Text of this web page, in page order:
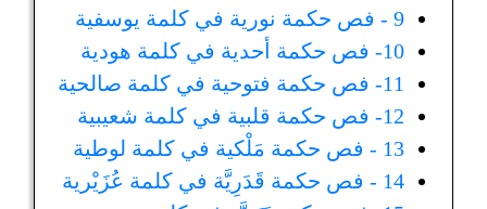
9 - فص حكمة نورية في كلمة يوسفية
10- فص حكمة أحدية في كلمة هودية
11- فص حكمة فتوحية في كلمة صالحية
12- فص حكمة قلبية في كلمة شعيبية
13 - فص حكمة مَلْكية في كلمة لوطية
14 - فص حكمة قَدَرِيَّة في كلمة عُزَيْرية